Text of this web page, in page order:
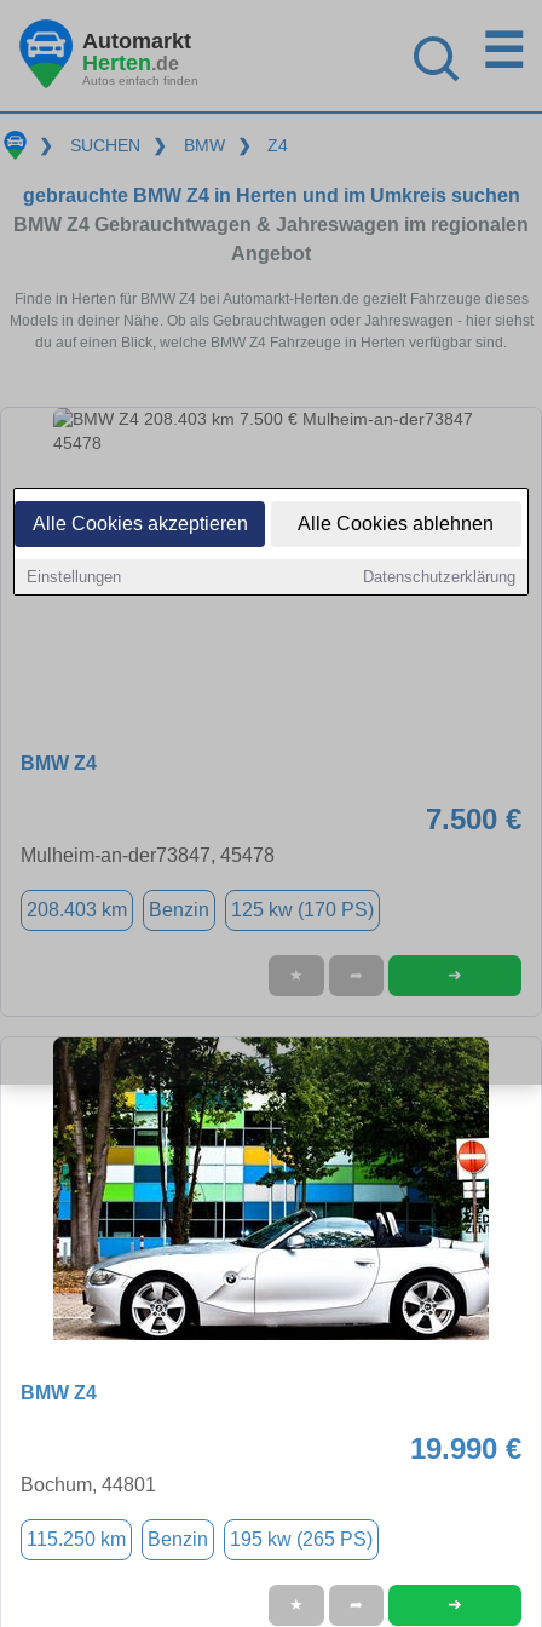
Alle Cookies akzeptieren Alle Cookies ablehnen
Einstellungen Datenschutzerklärung
Automarkt
Herten.de
Autos einfach finden
☰
❯ SUCHEN ❯ BMW ❯ Z4
gebrauchte BMW Z4 in Herten und im Umkreis suchen
BMW Z4 Gebrauchtwagen & Jahreswagen im regionalen
Angebot
Finde in Herten für BMW Z4 bei Automarkt-Herten.de gezielt Fahrzeuge dieses
Models in deiner Nähe. Ob als Gebrauchtwagen oder Jahreswagen - hier siehst
du auf einen Blick, welche BMW Z4 Fahrzeuge in Herten verfügbar sind.
BMW Z4
7.500 €
Mulheim-an-der73847, 45478
208.403 km Benzin 125 kw (170 PS)
★ ➦ ➜
BMW Z4
19.990 €
Bochum, 44801
115.250 km Benzin 195 kw (265 PS)
★ ➦ ➜